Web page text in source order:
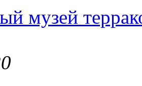
музей